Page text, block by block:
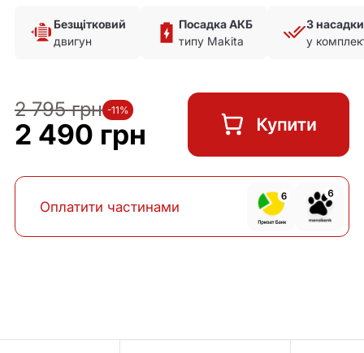
Безщітковий
двигун
Посадка АКБ
типу Makita
3 насадки
у
2 795 грн -11%
2 490 грн
Оплатити частинами